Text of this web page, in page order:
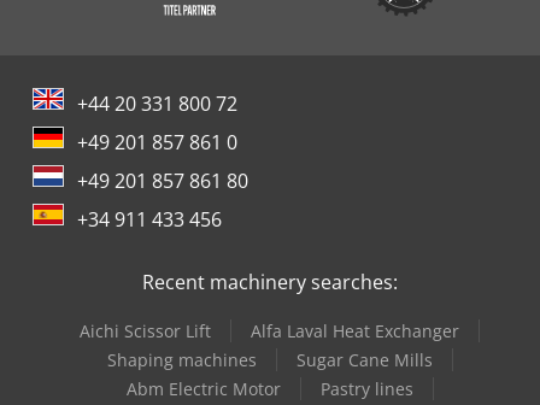
+44 20 331 800 72
+49 201 857 861 0
+49 201 857 861 80
+34 911 433 456
Recent machinery searches:
Aichi Scissor Lift
Alfa Laval Heat Exchanger
Shaping machines
Sugar Cane Mills
Abm Electric Motor
Pastry lines